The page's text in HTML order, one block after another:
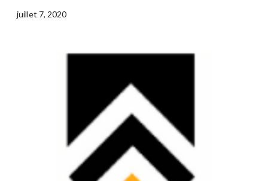
juillet 7, 2020